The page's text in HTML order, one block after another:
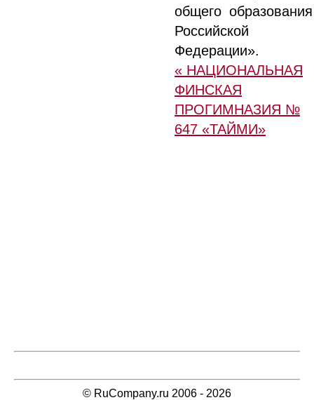
общего образования
Российской
Федерации».
« НАЦИОНАЛЬНАЯ
ФИНСКАЯ
ПРОГИМНАЗИЯ №
647 «ТАЙМИ»
© RuCompany.ru 2006 - 2026